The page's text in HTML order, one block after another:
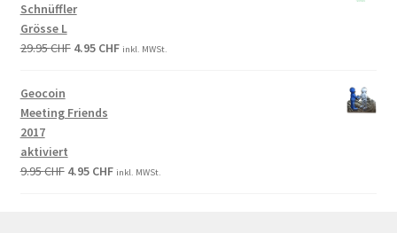
Schnüffler
Grösse L
29.95CHF 4.95 CHF inkl. MWSt.
Geocoin
Meeting Friends
2017
aktiviert
9.95CHF 4.95 CHF inkl. MWSt.